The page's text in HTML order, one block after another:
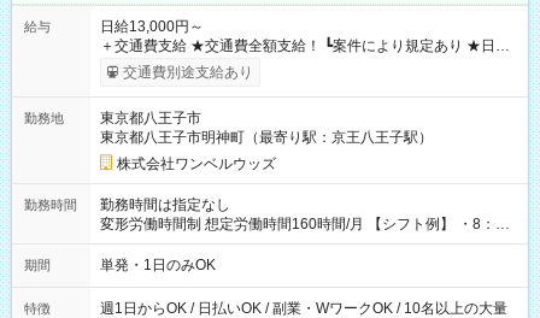
給与
日給13,000円～
＋交通費支給 ★交通費全額支給！ ┗案件により規定あり ★日払
いOK！（規定あり） ┗働いたその日に現金GET♪ お仕事後はコ
ンビニATMから 日払い分を引き落とせます！ 【試用期間】試
交通費別途支給あり
勤務地
東京都八王子市
東京都八王子市明神町（最寄り駅：京王八王子駅）
株式会社ワンベルウッズ
勤務時間
勤務時間は指定なし
変形労働時間制 想定労働時間160時間/月 【シフト例】 ・8：00
～21：00
期間 単発・1日のみOK
特徴
週1日からOK / 日払いOK / 副業・WワークOK / 10名以上の大量